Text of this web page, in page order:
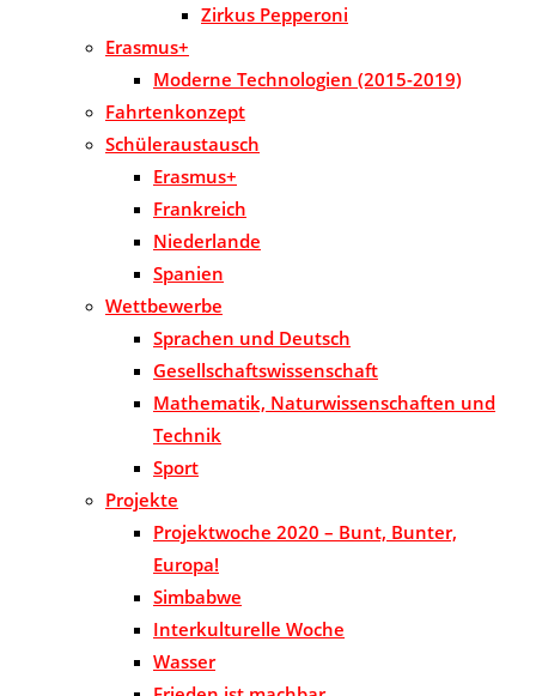
Zirkus Pepperoni
Erasmus+
Moderne Technologien (2015-2019)
Fahrtenkonzept
Schüleraustausch
Erasmus+
Frankreich
Niederlande
Spanien
Wettbewerbe
Sprachen und Deutsch
Gesellschaftswissenschaft
Mathematik, Naturwissenschaften und
Technik
Sport
Projekte
Projektwoche 2020 – Bunt, Bunter,
Europa!
Simbabwe
Interkulturelle Woche
Wasser